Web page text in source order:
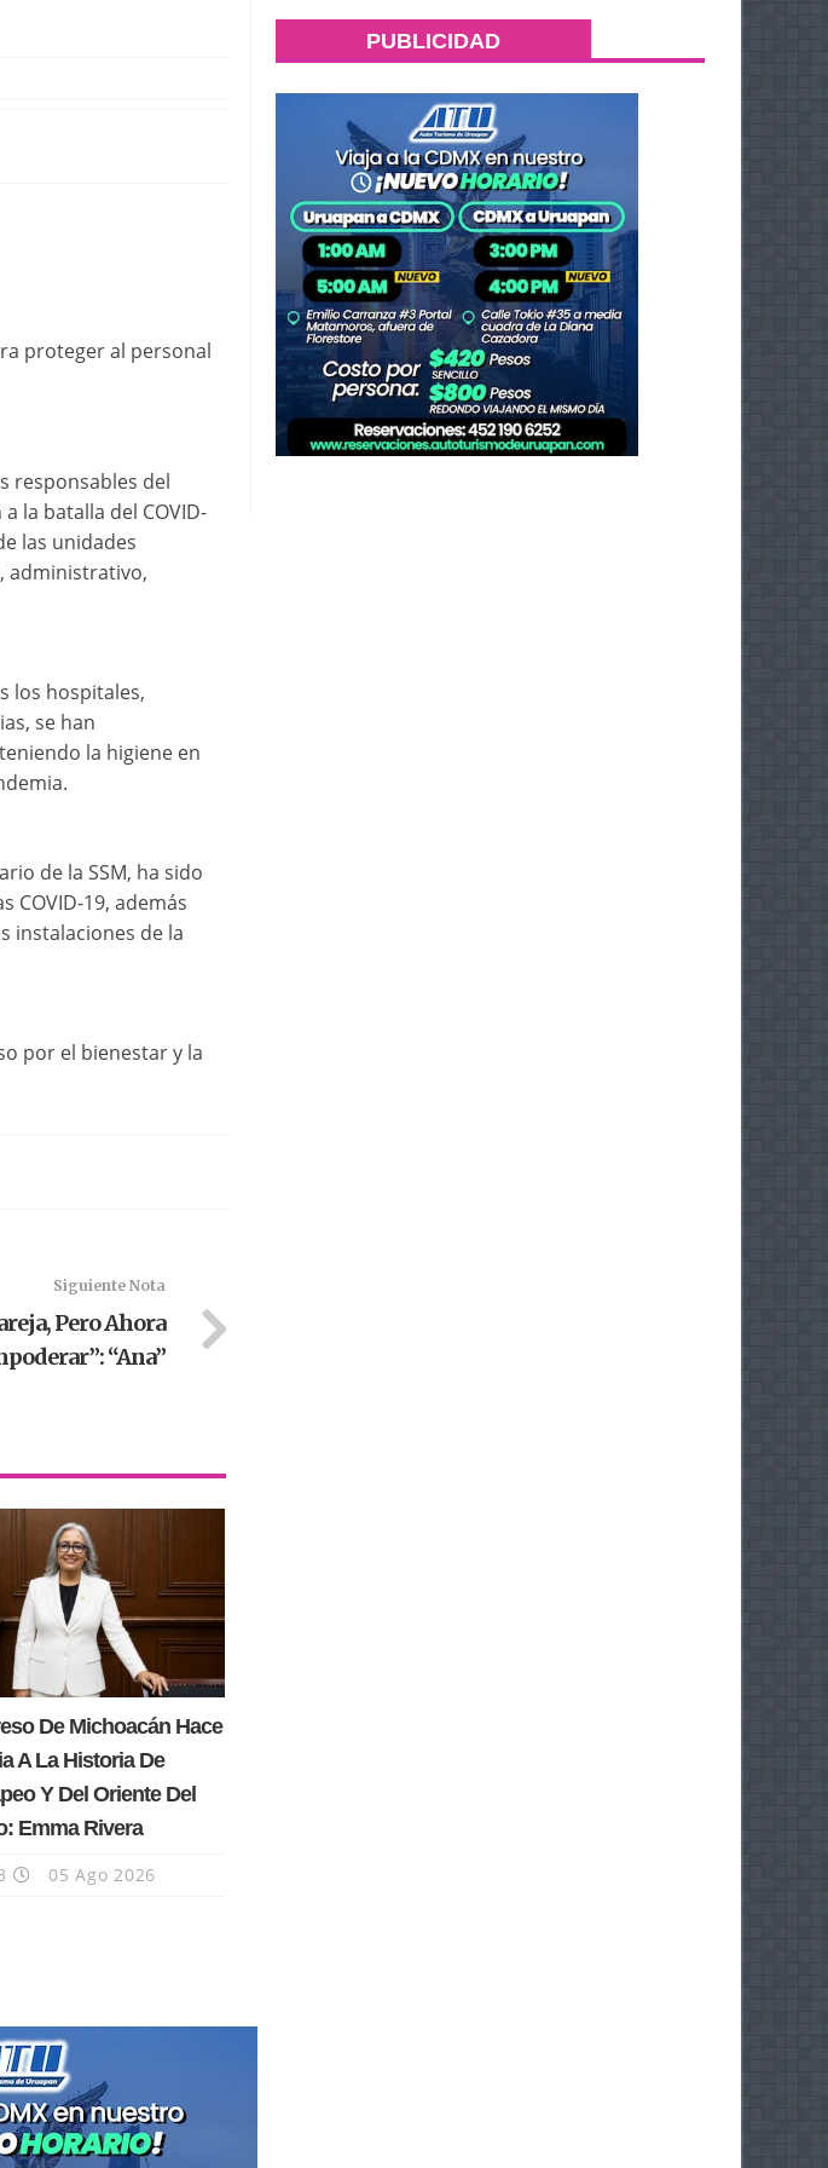
proteger al personal
responsables del
la batalla del COVID-
las unidades
administrativo,
los hospitales,
se han
la higiene en
de la SSM, ha sido
COVID-19, además
instalaciones de la
por el bienestar y la
Siguiente Nota
Pero Ahora
“Ana”
De Michoacán Hace
A La Historia De
Y Del Oriente Del
Emma Rivera
05 Ago 2026
PUBLICIDAD